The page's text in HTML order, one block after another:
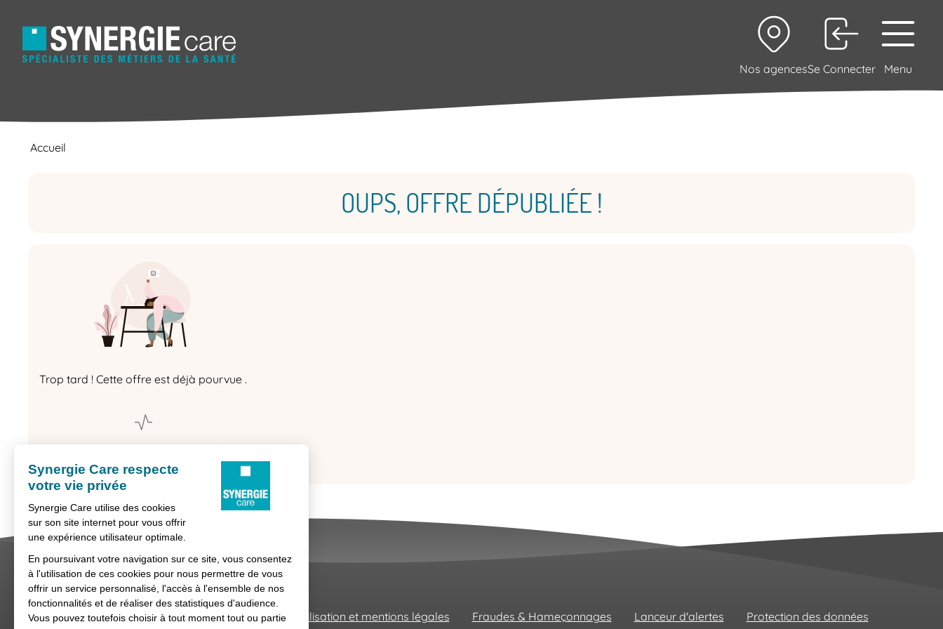
Nos agencesSe Connecter Menu
Accueil
OUPS, OFFRE DÉPUBLIÉE !
Trop tard ! Cette offre est déjà pourvue .
Retour aux offres
Nous contacter Conditions générales d'utilisation et mentions légales Fraudes & Hameçonnages Lanceur d'alertes Protection des données